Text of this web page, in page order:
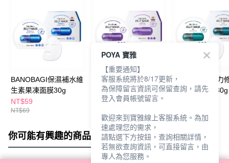
BANOBAGI保濕補水維
生素果凍面膜30g
NT$59
NT$69
BANOBAGI活力彈潤維
生素果凍面膜30g
NT$59
BANOBAGI活力
生素果凍面膜30g
你可能有興趣的商品 全站排行
POYA 寶雅
【重要通知】
客服系統將於8/17更新，
為保障留言資訊可保留查詢，請先
登入會員帳號留言。
歡迎來到寶雅線上客服系統。為加
速處理您的需求，
請點選下方按鈕，查詢相關詳情，
若無欲查詢資訊，可直接留言，由
專人為您服務。